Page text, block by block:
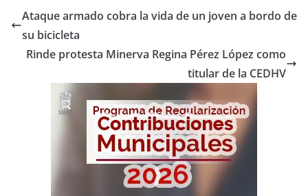
Ataque armado cobra la vida de un joven a bordo de
su bicicleta
Rinde protesta Minerva Regina Pérez López como
titular de la CEDHV